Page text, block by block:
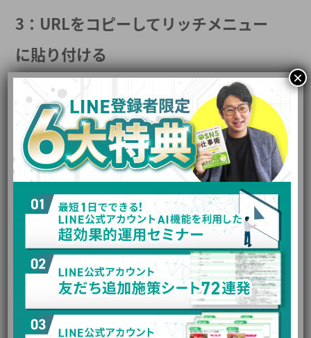
3：URLをコピーしてリッチメニュー
に貼り付ける
検索窓に「https～」といったURLが表示されるため、URLを
コピーしてリッチメニューに貼り付ければ設定は完了です。
そのほかのリッチメニューの活用
方法
リッチメニューには、タイムライン投稿やプロフィールに飛
ばす以外にも、さまざまな活用方法があります。
×